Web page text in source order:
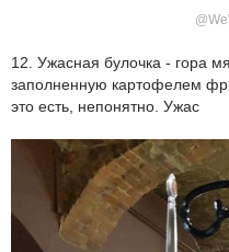
12. Ужасная булочка - гора
заполненную картофелем
это есть, непонятно. Ужас